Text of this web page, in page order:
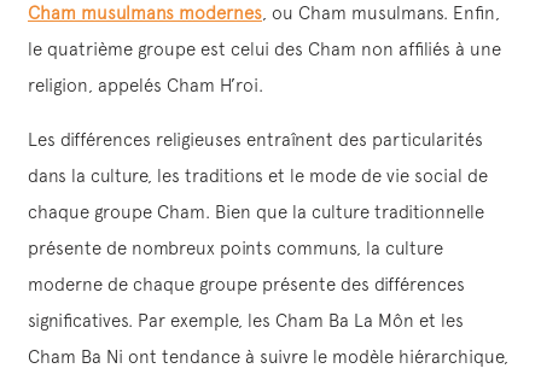
Cham musulmans modernes , ou Cham musulmans. Enfin,
le quatrième groupe est celui des Cham non affiliés à une
religion, appelés Cham H’roi.
Les différences religieuses entraînent des particularités
dans la culture, les traditions et le mode de vie social de
chaque groupe Cham. Bien que la culture traditionnelle
présente de nombreux points communs, la culture
moderne de chaque groupe présente des différences
significatives. Par exemple, les Cham Ba La Môn et les
Cham Ba Ni ont tendance à suivre le modèle hiérarchique,